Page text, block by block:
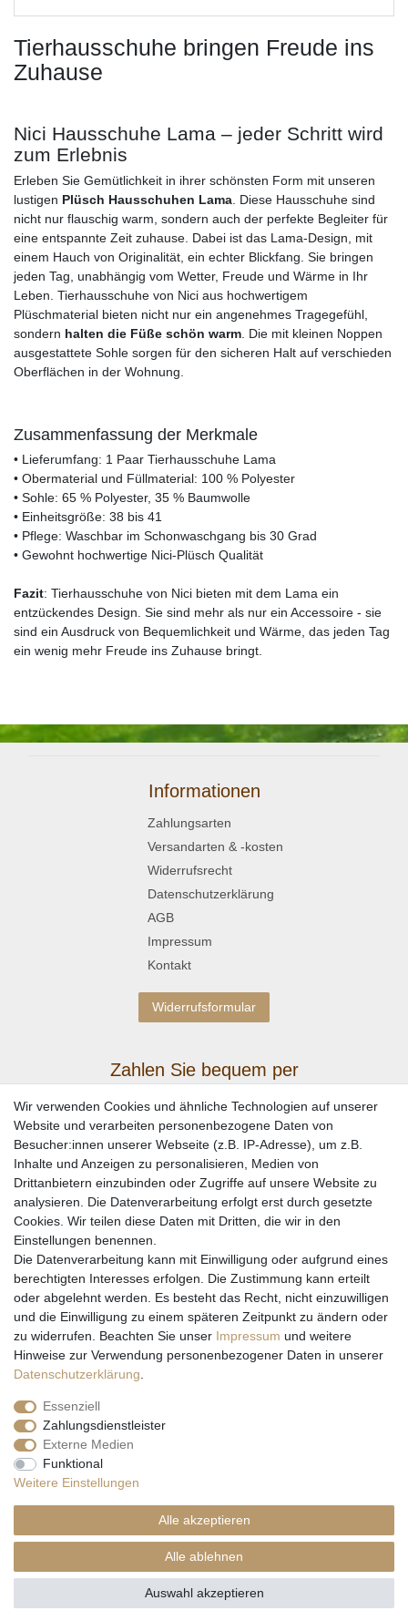
Tierhausschuhe bringen Freude ins
Zuhause
Nici Hausschuhe Lama – jeder Schritt wird
zum Erlebnis
Erleben Sie Gemütlichkeit in ihrer schönsten Form mit unseren
lustigen Plüsch Hausschuhen Lama . Diese Hausschuhe sind
nicht nur flauschig warm, sondern auch der perfekte Begleiter für
eine entspannte Zeit zuhause. Dabei ist das Lama-Design, mit
einem Hauch von Originalität, ein echter Blickfang. Sie bringen
jeden Tag, unabhängig vom Wetter, Freude und Wärme in Ihr
Leben. Tierhausschuhe von Nici aus hochwertigem
Plüschmaterial bieten nicht nur ein angenehmes Tragegefühl,
sondern halten die Füße schön warm . Die mit kleinen Noppen
ausgestattete Sohle sorgen für den sicheren Halt auf verschieden
Oberflächen in der Wohnung.
Zusammenfassung der Merkmale
• Lieferumfang: 1 Paar Tierhausschuhe Lama
• Obermaterial und Füllmaterial: 100 % Polyester
• Sohle: 65 % Polyester, 35 % Baumwolle
• Einheitsgröße: 38 bis 41
• Pflege: Waschbar im Schonwaschgang bis 30 Grad
• Gewohnt hochwertige Nici-Plüsch Qualität
Fazit: Tierhausschuhe von Nici bieten mit dem Lama ein
entzückendes Design. Sie sind mehr als nur ein Accessoire - sie
sind ein Ausdruck von Bequemlichkeit und Wärme, das jeden Tag
ein wenig mehr Freude ins Zuhause bringt.
Informationen
Zahlungsarten
Versandarten & -kosten
Widerrufsrecht
Datenschutzerklärung
AGB
Impressum
Kontakt
Widerrufsformular
Zahlen Sie bequem per
Wir versenden mit
* Alle Preise inkl. gesetzl. Mehrwertsteuer zzgl. Versandkosten und ggf.
Nachnahmegebühren, wenn nicht anders beschrieben
Länder
hier
© Copyright 2026 Natur & Trendshop. Alle Rechte vorbehalten.
Wir verwenden Cookies und ähnliche Technologien auf unserer
Website und verarbeiten personenbezogene Daten von
Besucher:innen unserer Webseite (z.B. IP-Adresse), um z.B.
Inhalte und Anzeigen zu personalisieren, Medien von
Drittanbietern einzubinden oder Zugriffe auf unsere Website zu
analysieren. Die Datenverarbeitung erfolgt erst durch gesetzte
Cookies. Wir teilen diese Daten mit Dritten, die wir in den
Einstellungen benennen.
Die Datenverarbeitung kann mit Einwilligung oder aufgrund eines
berechtigten Interesses erfolgen. Die Zustimmung kann erteilt
oder abgelehnt werden. Es besteht das Recht, nicht einzuwilligen
und die Einwilligung zu einem späteren Zeitpunkt zu ändern oder
zu widerrufen. Beachten Sie unser Impressum und weitere
Hinweise zur Verwendung personenbezogener Daten in unserer
Daten­schutz­erklärung
Essenziell
Zahlungsdienstleister
Externe Medien
Funktional
Weitere Einstellungen
Alle akzeptieren
Alle ablehnen
Auswahl akzeptieren